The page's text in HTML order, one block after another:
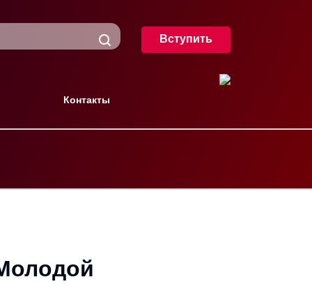
Вступить
Контакты